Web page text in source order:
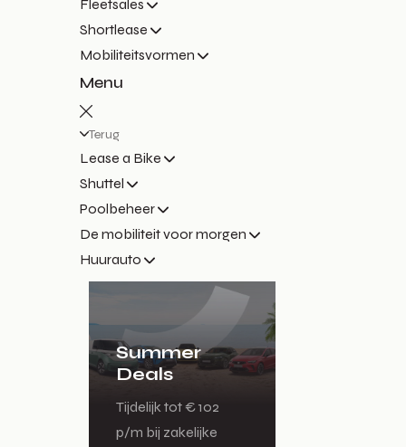
Fleetsales
Shortlease
Mobiliteitsvormen
Menu
Terug
Lease a Bike
Shuttel
Poolbeheer
De mobiliteit voor morgen
Huurauto
Summer
Deals
Tijdelijk tot € 102
p/m bij zakelijke